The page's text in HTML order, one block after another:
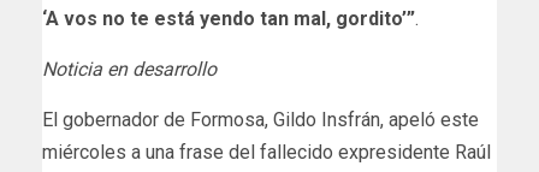
‘A vos no te está yendo tan mal, gordito’”.
Noticia en desarrollo
​El gobernador de Formosa, Gildo Insfrán, apeló este
miércoles a una frase del fallecido expresidente Raúl